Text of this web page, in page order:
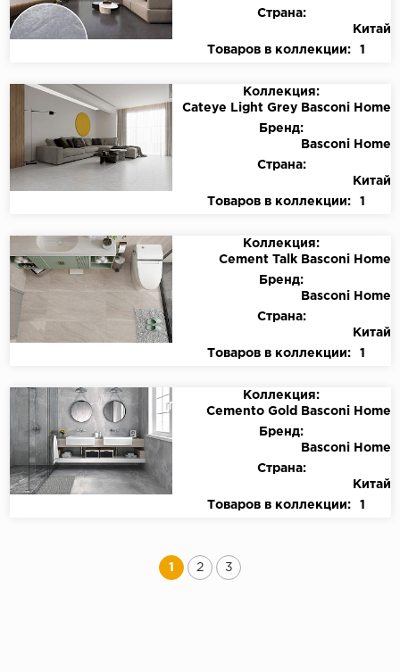
Страна:
Китай
Товаров в коллекции:
1
Коллекция:
Cateye Light Grey Basconi Home
Бренд:
Basconi Home
Страна:
Китай
Товаров в коллекции:
1
Коллекция:
Cement Talk Basconi Home
Бренд:
Basconi Home
Страна:
Китай
Товаров в коллекции:
1
Коллекция:
Cemento Gold Basconi Home
Бренд:
Basconi Home
Страна:
Китай
Товаров в коллекции:
1
1 2 3